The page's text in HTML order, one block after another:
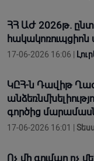
ՀՀ ԱԺ 2026թ.
հակակոռուպցիոն
17-06-2026 16:06 |
ԿԸՀ-ն Դավիթ
գործից
17-06-2026 16:01 |
Ոչ մի գումար ոչ